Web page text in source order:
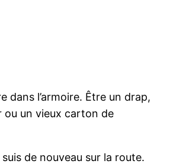
dans l’armoire. Être un drap,
ou un vieux carton de
de nouveau sur la route.